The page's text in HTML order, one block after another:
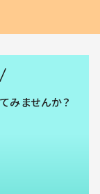
みませんか？